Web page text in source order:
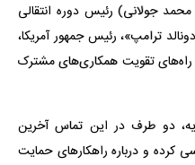
جولانی) رئیس دوره انتقالی
ترامپ»، رئیس ‌جمهور آمریکا،
راه‌های تقویت همکاری‌های مشترک
دو طرف در این تماس آخرین
کرده و درباره راهکارهای حمایت